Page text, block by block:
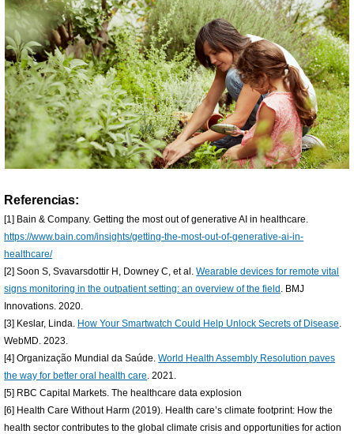
Referencias:
[1] Bain & Company. Getting the most out of generative AI in healthcare.
https://www.bain.com/insights/getting-the-most-out-of-generative-ai-in-
healthcare/
[2] Soon S, Svavarsdottir H, Downey C, et al.Wearable devices for remote vital
signs monitoring in the outpatient setting: an overview of the field . BMJ
Innovations. 2020.
[3] Keslar, Linda. How Your Smartwatch Could Help Unlock Secrets of Disease.
WebMD. 2023.
[4] Organização Mundial da Saúde.World Health Assembly Resolution paves
the way for better oral health care. 2021.
[5] RBC Capital Markets. The healthcare data explosion
[6] Health Care Without Harm (2019). Health care’s climate footprint: How the
health sector contributes to the global climate crisis and opportunities for action